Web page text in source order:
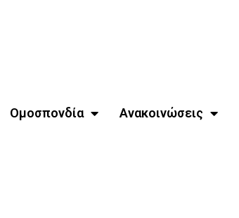
Ομοσπονδία Ανακοινώσεις